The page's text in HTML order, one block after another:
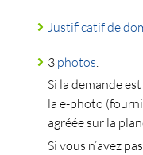
Justificatif de
3 photos
Si la demande
la e-photo
agréée sur la
Si vous n’avez